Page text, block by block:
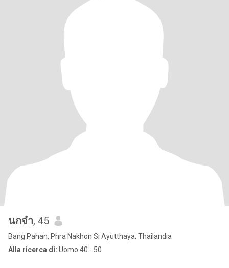
นกจ๋า, 45
Bang Pahan, Phra Nakhon Si Ayutthaya, Thailandia
Alla ricerca di: Uomo 40 - 50